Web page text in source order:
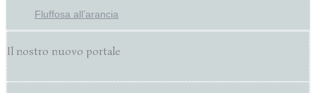
Fluffosa all’arancia
Il nostro nuovo portale